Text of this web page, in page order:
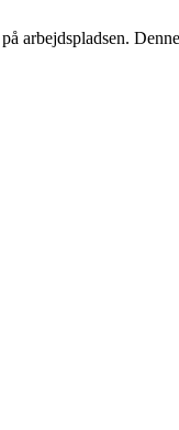
arbejdspladsen.